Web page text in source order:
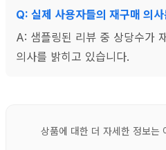
Q: 실제 사용자들의 재구매 의
A: 샘플링된 리뷰 중 상당수가
의사를 밝히고 있습니다.
상품에 대한 더 자세한 정보는